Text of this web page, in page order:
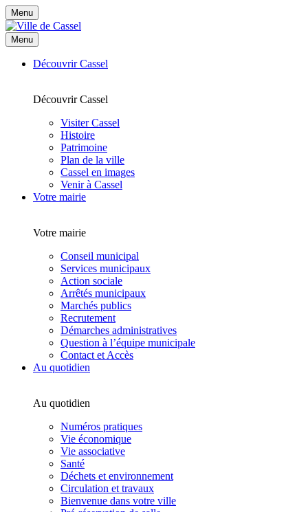
Menu
Menu
Découvrir Cassel
Découvrir Cassel
Visiter Cassel
Histoire
Patrimoine
Plan de la ville
Cassel en images
Venir à Cassel
Votre mairie
Votre mairie
Conseil municipal
Services municipaux
Action sociale
Arrêtés municipaux
Marchés publics
Recrutement
Démarches administratives
Question à l’équipe municipale
Contact et Accès
Au quotidien
Au quotidien
Numéros pratiques
Vie économique
Vie associative
Santé
Déchets et environnement
Circulation et travaux
Bienvenue dans votre ville